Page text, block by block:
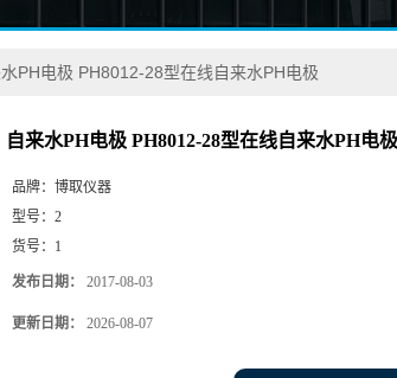
PH电极 PH8012-28型在线自来水PH电极
自来水PH电极 PH8012-28型在线自来水PH电极
品牌： 博取仪器
型号： 2
货号： 1
发布日期： 2017-08-03
更新日期： 2026-08-07